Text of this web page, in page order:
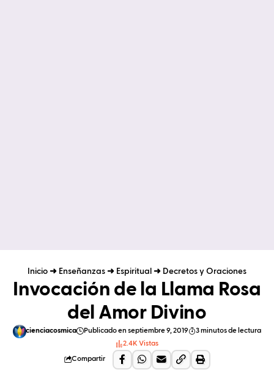
Inicio ➜ Enseñanzas ➜ Espiritual ➜ Decretos y Oraciones
Invocación de la Llama Rosa
del Amor Divino
cienciacosmica Publicado en septiembre 9, 2019
3 minutos de lectura
2.4K Vistas
Compartir